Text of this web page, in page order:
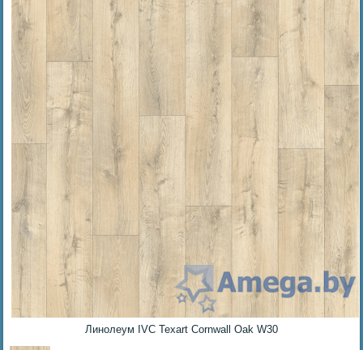
Линолеум IVC Texart Cornwall Oak W30